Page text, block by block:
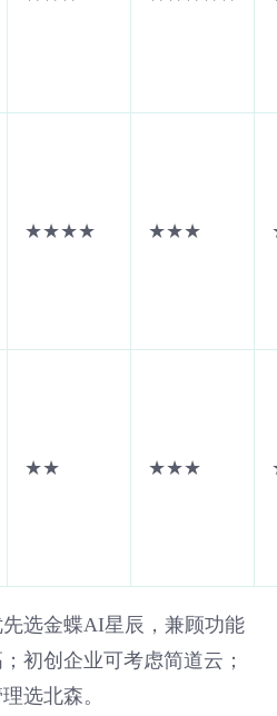
★★★★ ★★★
★★ ★★★
先选金蝶AI星辰，兼顾功能
初创企业可考虑简道云；
选北森。